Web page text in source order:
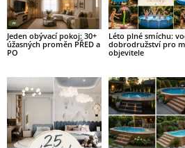
Jeden obývací pokoj: 30+
úžasných proměn PŘED a
PO
Léto plné smíchu:
dobrodružství pro
objevitele